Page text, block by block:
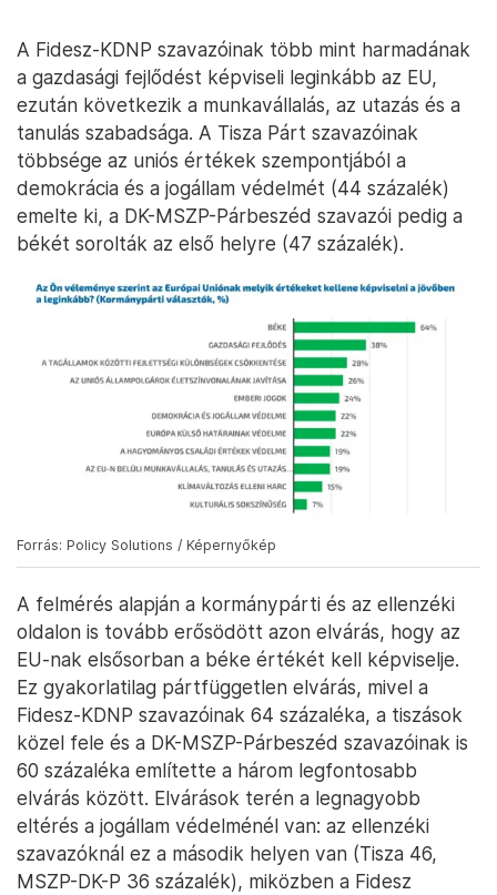
A Fidesz-KDNP szavazóinak több mint harmadának
a gazdasági fejlődést képviseli leginkább az EU,
ezután következik a munkavállalás, az utazás és a
tanulás szabadsága. A Tisza Párt szavazóinak
többsége az uniós értékek szempontjából a
demokrácia és a jogállam védelmét (44 százalék)
emelte ki, a DK-MSZP-Párbeszéd szavazói pedig a
békét sorolták az első helyre (47 százalék).
Forrás: Policy Solutions / Képernyőkép
A felmérés alapján a kormánypárti és az ellenzéki
oldalon is tovább erősödött azon elvárás, hogy az
EU-nak elsősorban a béke értékét kell képviselje.
Ez gyakorlatilag pártfüggetlen elvárás, mivel a
Fidesz-KDNP szavazóinak 64 százaléka, a tiszások
közel fele és a DK-MSZP-Párbeszéd szavazóinak is
60 százaléka említette a három legfontosabb
elvárás között. Elvárások terén a legnagyobb
eltérés a jogállam védelménél van: az ellenzéki
szavazóknál ez a második helyen van (Tisza 46,
MSZP-DK-P 36 százalék), miközben a Fidesz